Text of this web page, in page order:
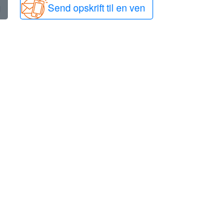
Send opskrift til en ven